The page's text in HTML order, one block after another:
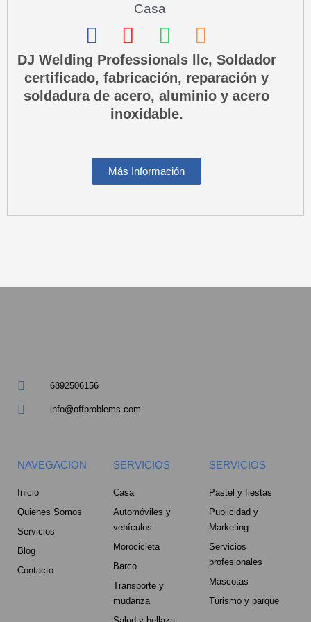
Casa
F
a
c
e
k
I
n
s
t
a
r
a
m
W
h
a
t
s
p
p
P
h
o
n
q
u
DJ Welding Professionals llc, Soldador
certificado, fabricación, reparación y
soldadura de acero, aluminio y acero
inoxidable.
Más Información
6892506156
info@offproblems.com
NAVEGACION
Inicio
Quienes Somos
Servicios
Blog
Contacto
SERVICIOS
Casa
Automóviles y
vehículos
Morocicleta
Barco
Transporte y
mudanza
SERVICIOS
Pastel y fiestas
Publicidad y
Marketing
Servicios
profesionales
Mascotas
Turismo y parque